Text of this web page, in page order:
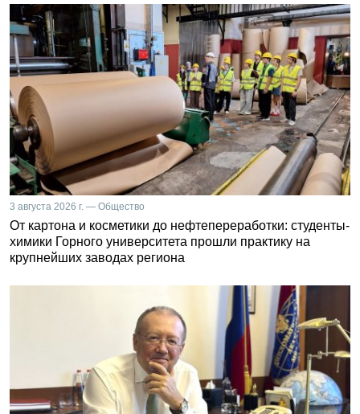
3 августа 2026 г. — Общество
От картона и косметики до нефтепереработки: студенты-
химики Горного университета прошли практику на
крупнейших заводах региона